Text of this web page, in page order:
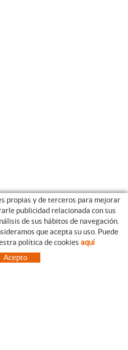
GUIA DE COMPRA
CONDICIONES DE COMPRA
PAGO
propias y de terceros para mejorar
publicidad relacionada con sus
de sus hábitos de navegación.
que acepta su uso. Puede
política de cookies aquí
Acepto